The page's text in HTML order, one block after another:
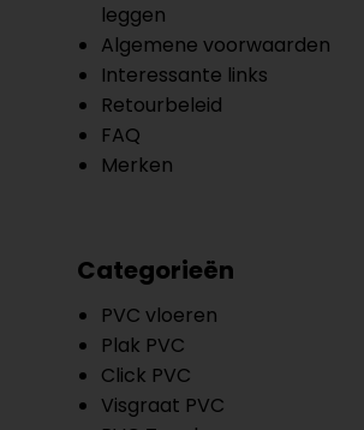
leggen
Algemene voorwaarden
Interessante links
Retourbeleid
FAQ
Merken
Categorieën
PVC vloeren
Plak PVC
Click PVC
Visgraat PVC